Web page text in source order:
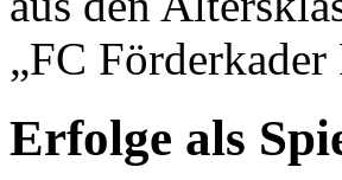
„FC
Erfolge als